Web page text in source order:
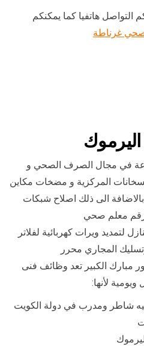
التواصل هاتفيا كما يمكنكم
غرناطة
تعمل على مدار 24 ساعة في مجال الصرف الصحي و
المركزية و مضخات مكاين
بالاضافة الى ذلك اصلاح شبكات
معلم صحي
لتمديد ويرات كهربائية لفلاتر
المجاري محرر
مبارك الكبير تعد وظائف فنى
لأنها:
شاطر ومدرب في دولة الكويت